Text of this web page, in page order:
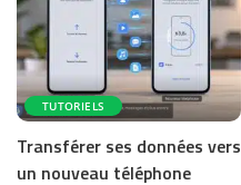
TUTORIELS
Transférer ses données vers
un nouveau téléphone